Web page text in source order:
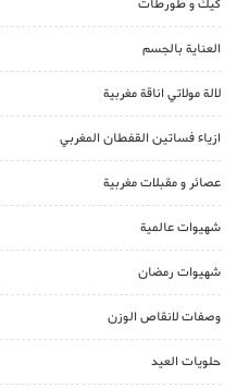
العناية بالجسم
لالة مولاتي اناقة مغربية
ازياء فساتين القفطان المغربي
عصائر و مقبلات مغربية
شهيوات عالمية
شهيوات رمضان
وصفات لانقاص الوزن
حلويات العيد